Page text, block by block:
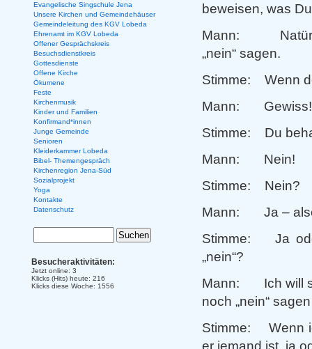
beweisen, was
Mann:
„nein“ sagen.
Stimme: Wenn
Mann: Gewiss!
Stimme: Du
Mann: Nein!
Stimme: Nein?
Mann: Ja –
Stimme: Ja
„nein“?
Mann: Ich will
noch „nein“
Stimme: Wenn
er jemand ist, ja
Evangelische Singschule Jena
Unsere Kirchen und Gemeindehäuser
Gemeindeleitung des KGV Lobeda
Ehrenamt im KGV Lobeda
Offener Gesprächskreis
Besuchsdienstkreis
Gottesdienste
Offene Kirche
Ökumene
Feste
Kirchenmusik
Kinder und Familien
Konfirmand*innen
Junge Gemeinde
Senioren
Kleiderkammer Lobeda
Bibel- Themengespräch
Kirchenregion Jena-Süd
Sozialprojekt
Yoga
Kontakte
Datenschutz
Besucheraktivitäten:
Jetzt online: 3
Klicks (Hits) heute: 216
Klicks diese Woche: 1556